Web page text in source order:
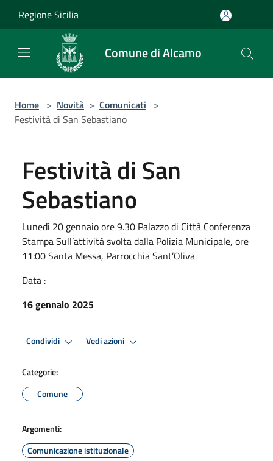
Regione Sicilia
Comune di Alcamo
Home > Novità > Comunicati >
Festività di San Sebastiano
Festività di San
Sebastiano
Lunedì 20 gennaio ore 9.30 Palazzo di Città Conferenza
Stampa Sull’attività svolta dalla Polizia Municipale, ore
11:00 Santa Messa, Parrocchia Sant’Oliva
Data :
16 gennaio 2025
Condividi Vedi azioni
Categorie:
Comune
Argomenti:
Comunicazione istituzionale